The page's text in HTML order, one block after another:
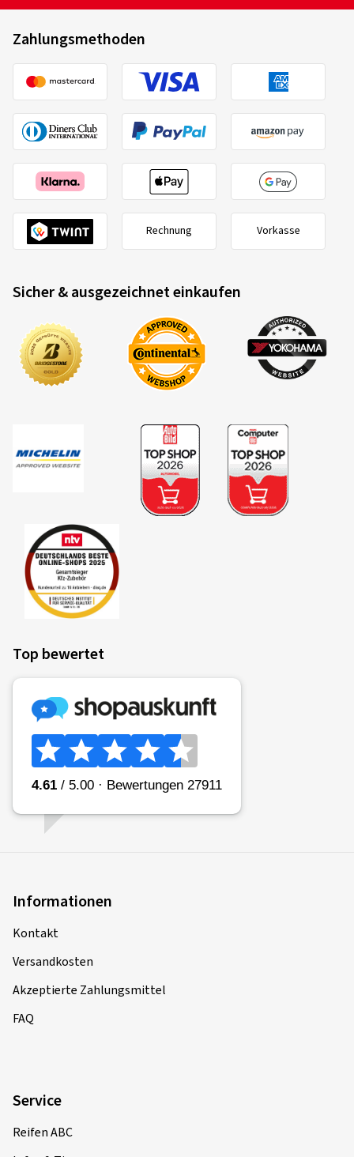
Zahlungsmethoden
Rechnung Vorkasse
Sicher & ausgezeichnet einkaufen
Top bewertet
Informationen
Kontakt
Versandkosten
Akzeptierte Zahlungsmittel
FAQ
Service
Reifen ABC